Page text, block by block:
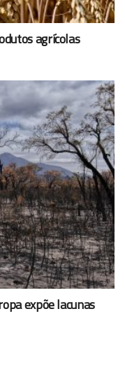
agrícolas
expõe lacunas